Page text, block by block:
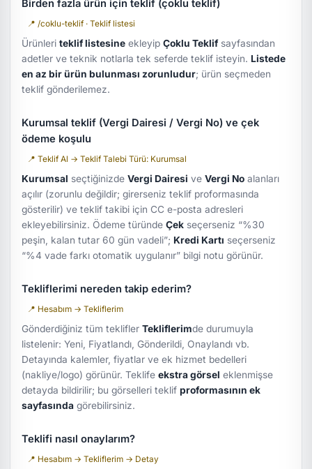
Birden fazla ürün için teklif (çoklu teklif)
📍 /coklu-teklif · Teklif listesi
Ürünleriteklif listesine ekleyipÇoklu Teklifsayfasından
adetler ve teknik notlarla tek seferde teklif isteyin. Listede
en az bir ürün bulunması zorunludur; ürün seçmeden
teklif gönderilemez.
Kurumsal teklif (Vergi Dairesi / Vergi No) ve çek
ödeme koşulu
📍 Teklif Al → Teklif Talebi Türü: Kurumsal
Kurumsal seçtiğinizdeVergi Dairesi veVergi No alanları
açılır (zorunlu değildir; girerseniz teklif proformasında
gösterilir) ve teklif takibi için CC e-posta adresleri
ekleyebilirsiniz. Ödeme türündeÇek seçerseniz “%30
peşin, kalan tutar 60 gün vadeli”; Kredi Kartı seçerseniz
“%4 vade farkı otomatik uygulanır” bilgi notu görünür.
Tekliflerimi nereden takip ederim?
📍 Hesabım → Tekliflerim
Gönderdiğiniz tüm tekliflerTekliflerimde durumuyla
listelenir: Yeni, Fiyatlandı, Gönderildi, Onaylandı vb.
Detayında kalemler, fiyatlar ve ek hizmet bedelleri
(nakliye/logo) görünür. Teklifeekstra görsel eklenmişse
detayda bildirilir; bu görselleri teklifproformasının ek
sayfasında görebilirsiniz.
Teklifi nasıl onaylarım?
📍 Hesabım → Tekliflerim → Detay